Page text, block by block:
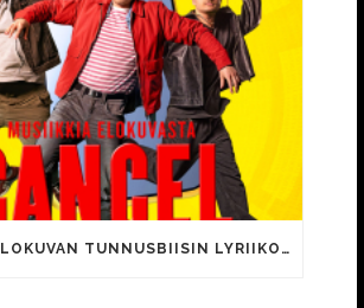
CANCEL-ELOKUVAN TUNNUSBIISIN LYRIIKOISSA TUTTUJA MEEMIHOKEMIA YOUTUBE-VIDEOILTA!